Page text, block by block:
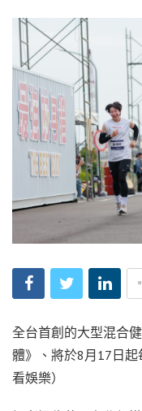
全台首創的大型混合
體》、將於8月17日
看娛樂）